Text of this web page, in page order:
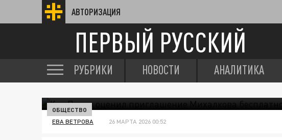
АВТОРИЗАЦИЯ
ПЕРВЫЙ РУССКИЙ
РУБРИКИ НОВОСТИ АНАЛИТИКА
ОБЩЕСТВО
ЕВА ВЕТРОВА 26 МАРТА 2026 00:52